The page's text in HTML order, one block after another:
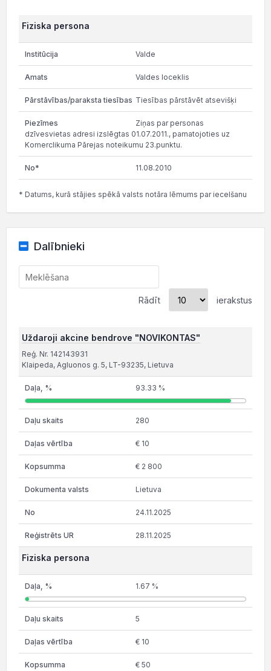
Fiziska persona
Valde
Valdes loceklis
Tiesības pārstāvēt atsevišķi
Ziņas par personas
dzīvesvietas adresi izslēgtas 01.07.2011., pamatojoties uz
Komerclikuma Pārejas noteikumu 23.punktu.
11.08.2010
* Datums, kurā stājies spēkā valsts notāra lēmums par iecelšanu
Dalībnieki
Rādīt ierakstus
Uždaroji akcine bendrove "NOVIKONTAS"
Reģ. Nr. 142143931
Klaipeda, Agluonos g. 5, LT-93235, Lietuva
93.33 %
280
€ 10
€ 2 800
Lietuva
24.11.2025
28.11.2025
Fiziska persona
1.67 %
5
€ 10
€ 50